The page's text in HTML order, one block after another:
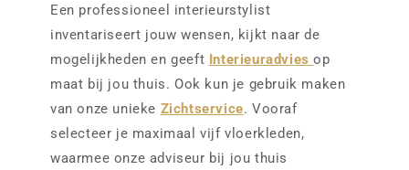
Een professioneel interieurstylist
inventariseert jouw wensen, kijkt naar de
mogelijkheden en geeft Interieuradviesop
maat bij jou thuis. Ook kun je gebruik maken
van onze unieke Zichtservice. Vooraf
selecteer je maximaal vijf vloerkleden,
waarmee onze adviseur bij jou thuis